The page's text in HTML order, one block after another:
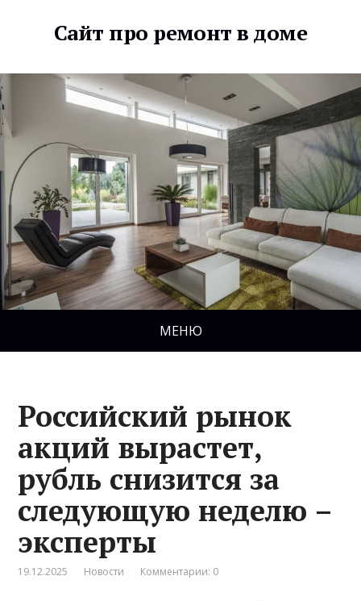
Сайт про ремонт в доме
МЕНЮ
Российский рынок
акций вырастет,
рубль снизится за
следующую неделю –
эксперты
19.12.2025 Новости Комментарии: 0